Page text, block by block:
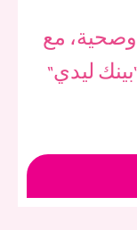
مع
ليدي"